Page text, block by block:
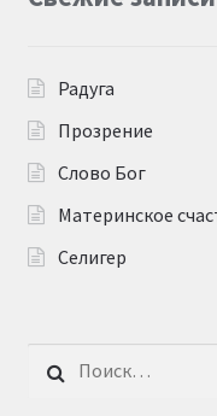
Радуга
Прозрение
Слово Бог
Материнское
Селигер
Найти: